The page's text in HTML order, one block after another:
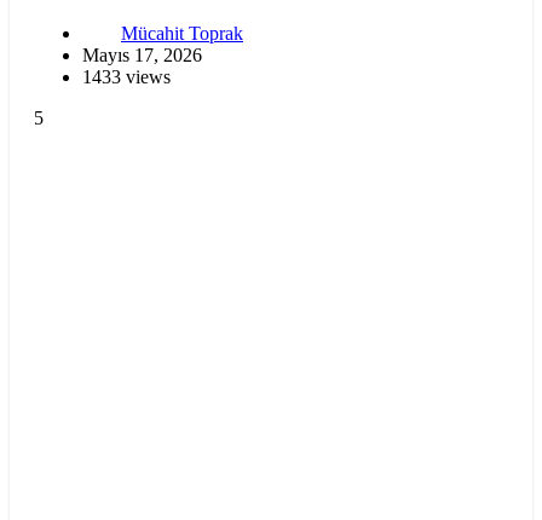
Mücahit Toprak
Mayıs 17, 2026
1433 views
5